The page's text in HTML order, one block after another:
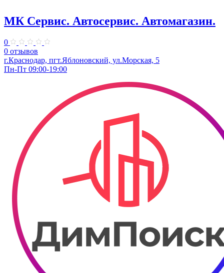
МК Сервис. Автосервис. Автомагазин.
0
0 отзывов
г.Краснодар, пгт.Яблоновский, ул.Морская, 5
Пн-Пт 09:00-19:00